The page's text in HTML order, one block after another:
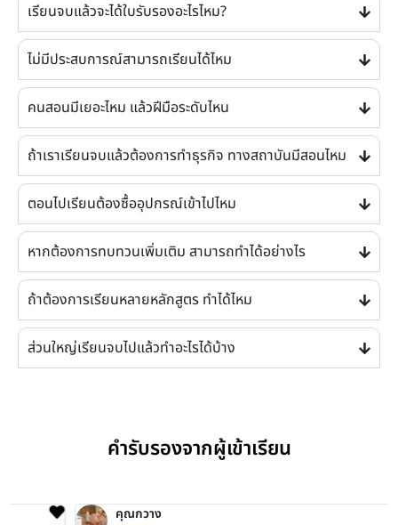
เรียนจบแล้วจะได้ใบรับรองอะไรไหม?
ไม่มีประสบการณ์สามารถเรียนได้ไหม
คนสอนมีเยอะไหม แล้วฝีมือระดับไหน
ถ้าเราเรียนจบแล้วต้องการทำธุรกิจ ทางสถาบันมีสอนไหม
ตอนไปเรียนต้องซื้ออุปกรณ์เข้าไปไหม
หากต้องการทบทวนเพิ่มเติม สามารถทำได้อย่างไร
ถ้าต้องการเรียนหลายหลักสูตร ทำได้ไหม
ส่วนใหญ่เรียนจบไปแล้วทำอะไรได้บ้าง
คำรับรองจากผู้เข้าเรียน
คุณกวาง